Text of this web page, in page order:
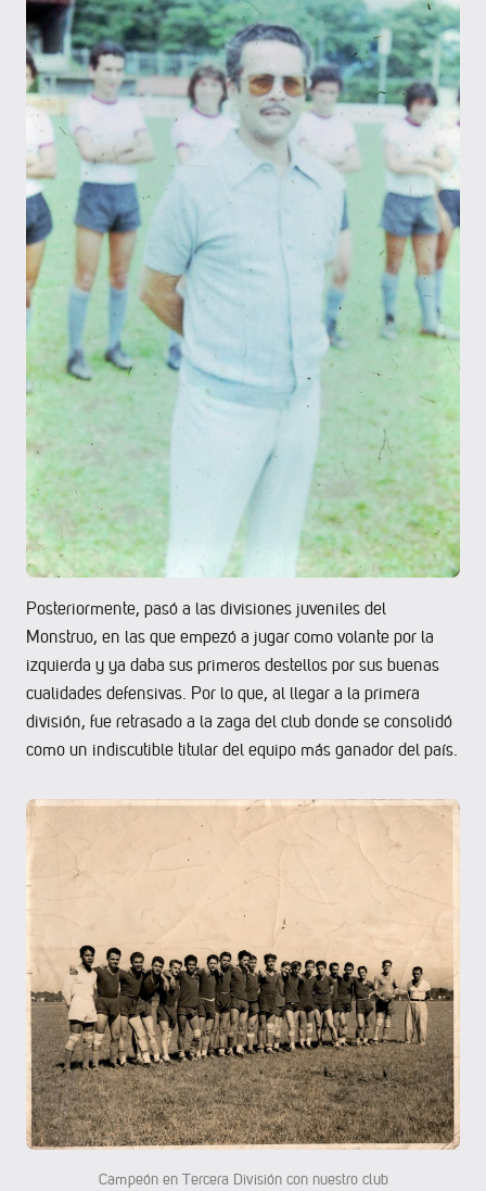
Posteriormente, pasó a las divisiones juveniles del
Monstruo, en las que empezó a jugar como volante por la
izquierda y ya daba sus primeros destellos por sus buenas
cualidades defensivas. Por lo que, al llegar a la primera
división, fue retrasado a la zaga del club donde se consolidó
como un indiscutible titular del equipo más ganador del país.
Campeón en Tercera División con nuestro club